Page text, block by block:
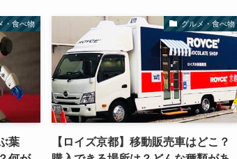
・食べ物
葉
グルメ・食べ物
【ロイズ京都】移動販売車はどこ？